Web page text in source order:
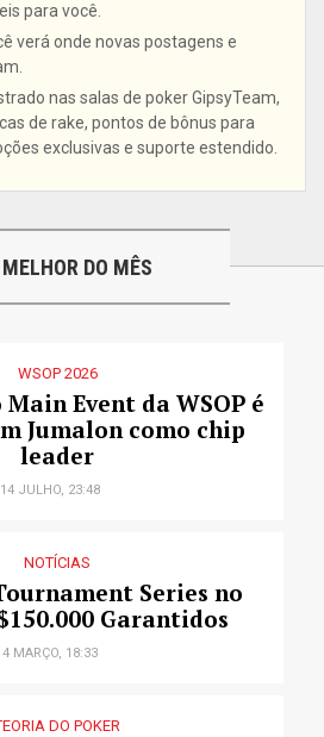
para você.
verá onde novas postagens e
nas salas de poker GipsyTeam,
de rake, pontos de bônus para
exclusivas e suporte estendido.
MELHOR DO MÊS
WSOP 2026
Event da WSOP é
Jumalon como chip
leader
14 JULHO, 23:48
NOTÍCIAS
Series no
Garantidos
4 MARÇO, 18:33
DO POKER